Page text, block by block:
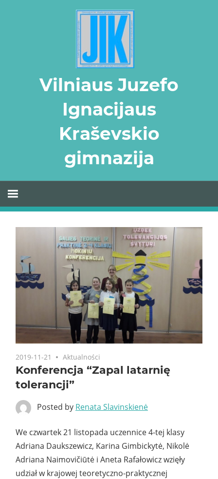
Vilniaus Juzefo
Ignacijaus
Kraševskio
gimnazija
2019-11-21 Aktualności
Konferencja “Zapal latarnię
tolerancji”
Posted by Renata Slavinskienė
We czwartek 21 listopada uczennice 4-tej klasy
Adriana Daukszewicz, Karina Gimbickytė, Nikolė
Adriana Naimovičiūtė i Aneta Rafałowicz wzięły
udział w krajowej teoretyczno-praktycznej